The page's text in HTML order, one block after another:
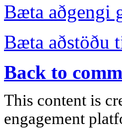
Bæta aðgengi
Bæta aðstöðu
Back to
This content is
engagement